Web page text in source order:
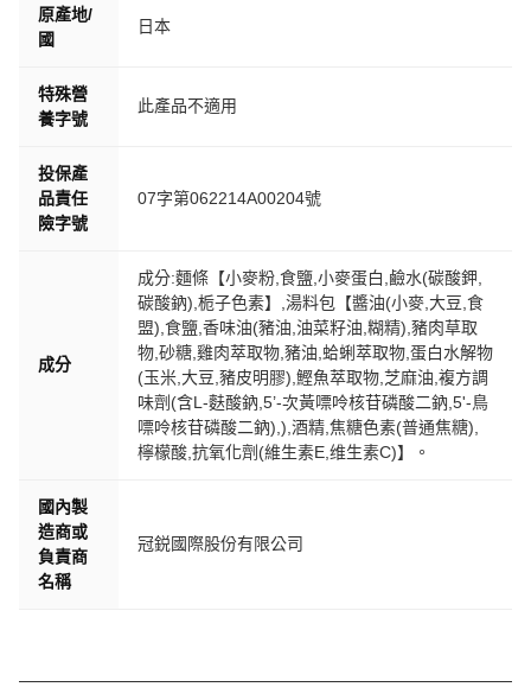
原產地/
國
日本
特殊營
養字號
此產品不適用
投保產
品責任
險字號
07字第062214A00204號
成分
成分:麵條【小麥粉,食鹽,小麥蛋白,鹼水(碳酸鉀,
碳酸鈉),栀子色素】,湯料包【醬油(小麥,大豆,食
盟),食鹽,香味油(豬油,油菜籽油,糊精),豬肉草取
物,砂糖,雞肉萃取物,豬油,蛤蜊萃取物,蛋白水解物
(玉米,大豆,豬皮明膠),鰹魚萃取物,芝麻油,複方調
味劑(含L-麩酸鈉,5’-次黃嘌呤核苷磷酸二鈉,5'-鳥
嘌呤核苷磷酸二鈉),),酒精,焦糖色素(普通焦糖),
檸檬酸,抗氧化劑(維生素E,维生素C)】。
國內製
造商或
負責商
名稱
冠鋭國際股份有限公司